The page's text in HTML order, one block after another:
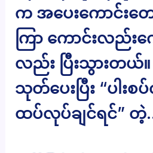
က အပေးကောင်းတ
ကြာ ကောင်းလည်းက
လည်း ပြီးသွားတယ်
သုတ်ပေးပြီး “ပါးစ
ထပ်လုပ်ချင်ရင်” တဲ့